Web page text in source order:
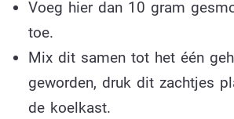
Voeg hier dan 10 gram
toe.
Mix dit samen tot het één
geworden, druk dit zachtjes
de koelkast.